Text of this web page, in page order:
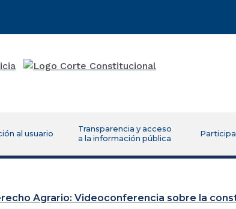
al usuario
Transparencia y acceso
a la información pública
Participa
Agrario: Videoconferencia sobre la